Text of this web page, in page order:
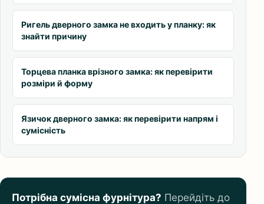
Ригель дверного замка не входить у планку: як
знайти причину
Торцева планка врізного замка: як перевірити
розміри й форму
Язичок дверного замка: як перевірити напрям і
сумісність
Потрібна сумісна фурнітура? Перейдіть до